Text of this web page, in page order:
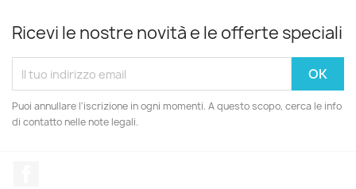
Ricevi le nostre novità e le offerte speciali
Puoi annullare l'iscrizione in ogni momenti. A questo scopo, cerca le info
di contatto nelle note legali.